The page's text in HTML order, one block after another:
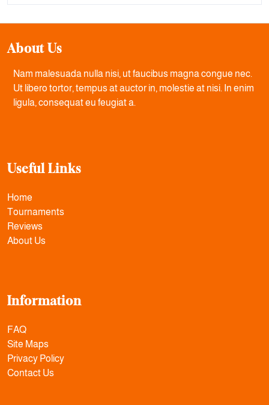
About Us
Nam malesuada nulla nisi, ut faucibus magna congue nec.
Ut libero tortor, tempus at auctor in, molestie at nisi. In enim
ligula, consequat eu feugiat a.
Useful Links
Home
Tournaments
Reviews
About Us
Information
FAQ
Site Maps
Privacy Policy
Contact Us